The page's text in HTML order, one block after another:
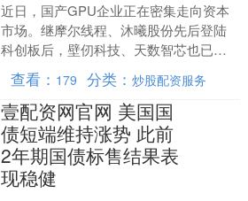
近日，国产GPU企业正在密集走向资本
市场。继摩尔线程、沐曦股份先后登陆
科创板后，壁仞科技、天数智芯也已通
过港交所聆讯，算力芯片赛道的资本化
进程明显提速。 截至1....
查看： 179 分类：炒股配资服务
壹配资网官网 美国国
债短端维持涨势 此前
2年期国债标售结果表
现稳健